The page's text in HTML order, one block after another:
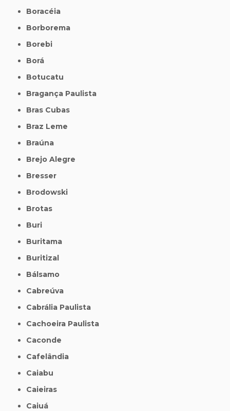
Boracéia
Borborema
Borebi
Borá
Botucatu
Bragança Paulista
Bras Cubas
Braz Leme
Braúna
Brejo Alegre
Bresser
Brodowski
Brotas
Buri
Buritama
Buritizal
Bálsamo
Cabreúva
Cabrália Paulista
Cachoeira Paulista
Caconde
Cafelândia
Caiabu
Caieiras
Caiuá